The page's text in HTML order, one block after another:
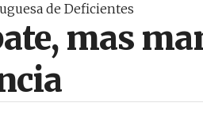
de Deficientes
mas